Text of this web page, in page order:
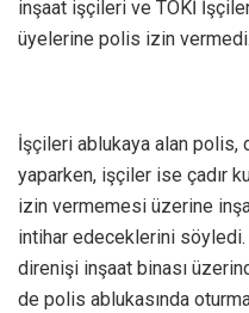
inşaat işçileri ve TOKİ
üyelerine polis izin vermedi.
İşçileri ablukaya alan polis,
yaparken, işçiler ise çadır
izin vermemesi üzerine
intihar edeceklerini söyledi.
direnişi inşaat binası
de polis ablukasında